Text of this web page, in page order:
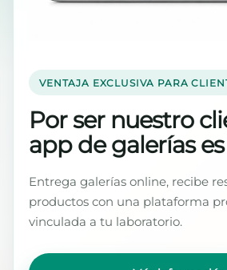
VENTAJA EXCLUSIVA PARA
Por ser nuestro
app de galerías
Entrega galerías online, recibe
productos con una plataforma
vinculada a tu laboratorio.